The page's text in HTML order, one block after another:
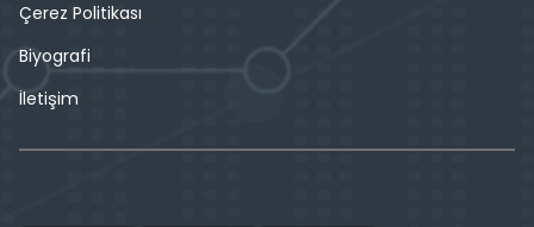
Çerez Politikası
Biyografi
İletişim